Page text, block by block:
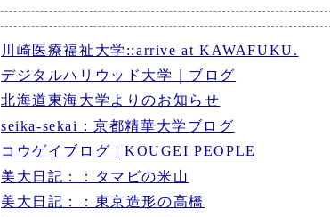
川崎医療福祉大学::arrive at KAWAFUKU.
デジタルハリウッド大学｜ブログ
北海道東海大学よりのお知らせ
seika-sekai：京都精華大学ブログ
コウゲイブログ | KOUGEI PEOPLE
美大日記：：タマビの米山
美大日記：：東京造形の高橋